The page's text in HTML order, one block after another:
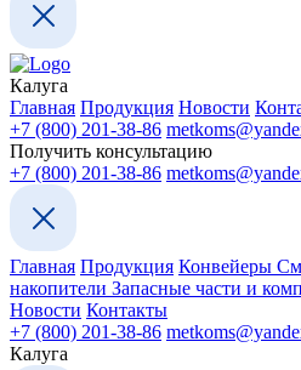
Калуга
Главная Продукция Новости
+7 (800) 201-38-86
Получить консультацию
+7 (800) 201-38-86
Главная Продукция Конвейеры
накопители Запасные части и
Новости Контакты
+7 (800) 201-38-86
Калуга